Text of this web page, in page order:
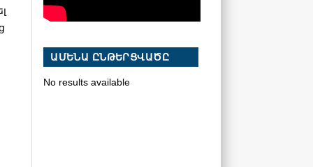
ԱՄԵՆԱ ԸՆԹԵՐՑՎԱԾԸ
No results available